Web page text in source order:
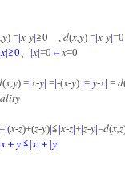
) =|x-y|≧0 , d(x,y) =|x-y|=0
|x|≧0、 |x|=0 ⇔x=0
(x,y) =|x-y| =|-(x-y) |=|y-x| = d
=|(x-z)+(z-y)|≦ |x-z|+|z-y|=d(x,z
|x ＋ y|≦|x|＋|y|